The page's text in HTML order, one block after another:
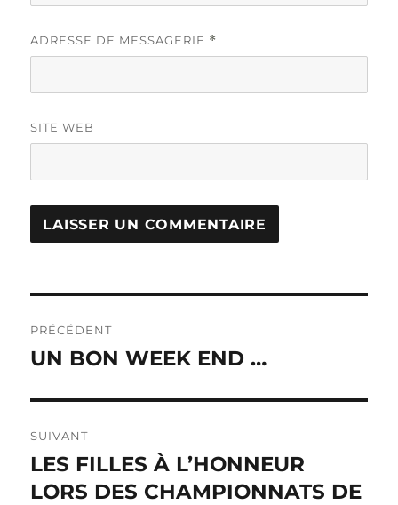
ADRESSE DE MESSAGERIE *
SITE WEB
de
PRÉCÉDENT
Publication
UN BON WEEK END …
SUIVANT
Publication
suivante :
LES FILLES À L’HONNEUR
LORS DES CHAMPIONNATS DE